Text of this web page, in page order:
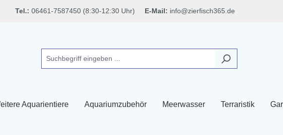
Tel.: 06461-7587450 (8:30-12:30 Uhr) E-Mail: info@zierfisch365.de
Aquarientiere Aquariumzubehör Meerwasser Terraristik